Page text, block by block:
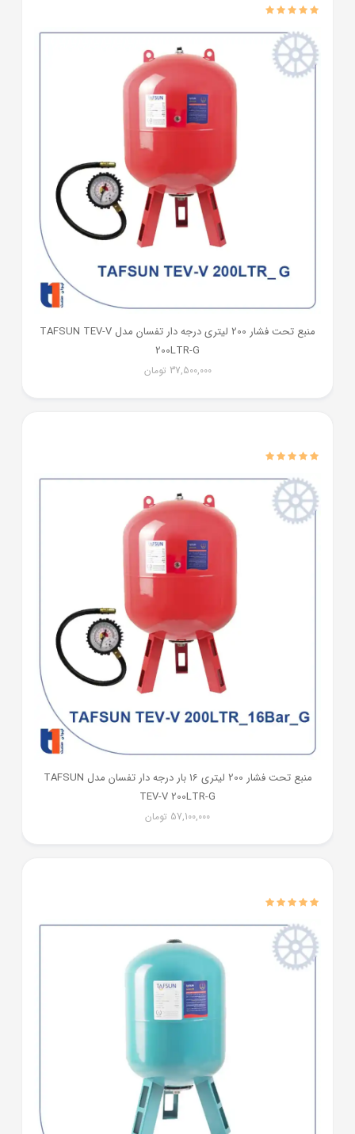
منبع تحت فشار 200 لیتری درجه دار تفسان مدل TAFSUN TEV-V
200LTR-G
37,500,000 تومان
منبع تحت فشار 200 لیتری 16 بار درجه دار تفسان مدل TAFSUN
TEV-V 200LTR-G
57,100,000 تومان